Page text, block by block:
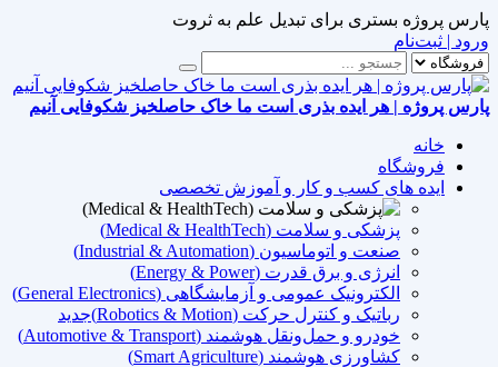
پارس پروژه بستری برای تبدیل علم به ثروت
ورود | ثبت‌نام
پارس پروژه | هر ایده بذری است ما خاک حاصلخیز شکوفایی آنیم
خانه
فروشگاه
ایده های کسب و کار و آموزش تخصصی
پزشکی و سلامت (Medical & HealthTech)
صنعت و اتوماسیون (Industrial & Automation)
انرژی و برق قدرت (Energy & Power)
الکترونیک عمومی و آزمایشگاهی (General Electronics)
رباتیک و کنترل حرکت (Robotics & Motion)
جدید
خودرو و حمل‌ونقل هوشمند (Automotive & Transport)
کشاورزی هوشمند (Smart Agriculture)